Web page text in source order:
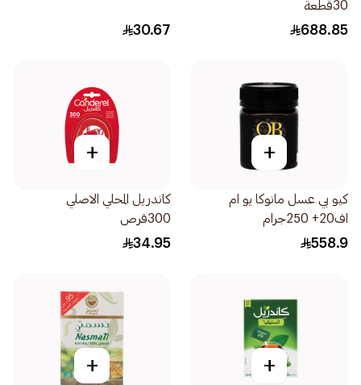
30قطعة
688.85
30.67
+
كيو بي عسل مانوكا يو ام
اف20+ 250جرام
558.9
+
كاندريل المحلي الاصلي
300قرص
34.95
+
+